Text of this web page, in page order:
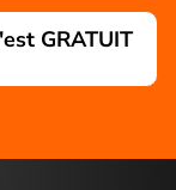
GRATUIT